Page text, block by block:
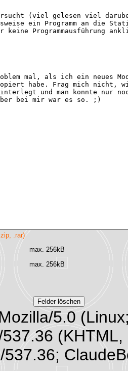
.rar)
max. 256kB
max. 256kB
5.0
537.36;